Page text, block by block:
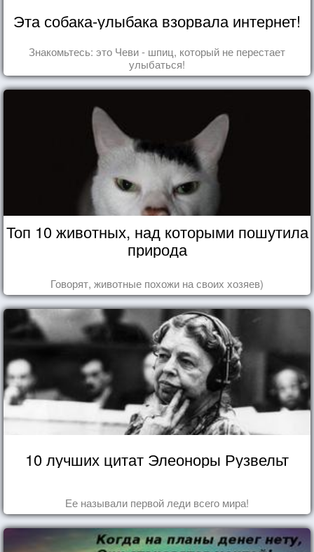
Эта собака-улыбака взорвала интернет!
Знакомьтесь: это Чеви - шпиц, который не перестает
улыбаться!
Топ 10 животных, над которыми пошутила
природа
Говорят, животные похожи на своих хозяев)
10 лучших цитат Элеоноры Рузвельт
Ее называли первой леди всего мира!